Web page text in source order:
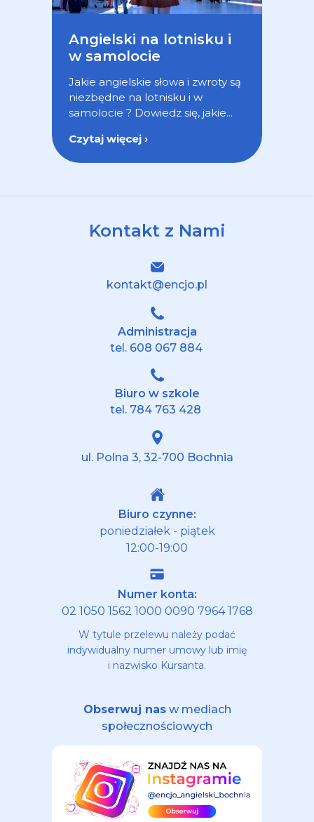
Angielski na lotnisku i
w samolocie
Jakie angielskie słowa i zwroty są
niezbędne na lotnisku i w
samolocie ? Dowiedz się, jakie...
Czytaj więcej ›
ul. Polna 3, 32-700 Bochnia
kontakt@encjo.pl
Kontakt z Nami
Administracja
tel. 608 067 884
Biuro w szkole
tel. 784 763 428
W tytule przelewu należy podać
indywidualny numer umowy lub imię
i nazwisko Kursanta.
Numer konta:
02 1050 1562 1000 0090 7964 1768
Obserwuj nas w mediach
społecznościowych
Biuro czynne:
poniedziałek - piątek
12:00-19:00